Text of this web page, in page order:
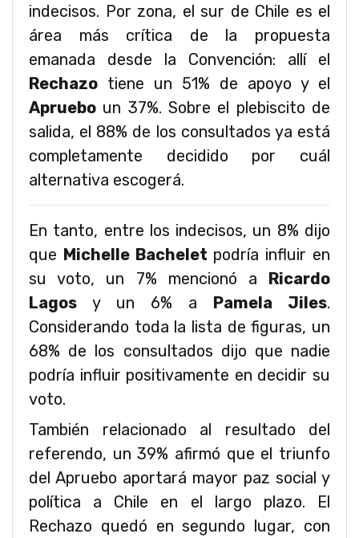
indecisos. Por zona, el sur de Chile es el
área más crítica de la propuesta
emanada desde la Convención: allí el
Rechazo tiene un 51% de apoyo y el
Apruebo un 37%. Sobre el plebiscito de
salida, el 88% de los consultados ya está
completamente decidido por cuál
alternativa escogerá.
En tanto, entre los indecisos, un 8% dijo
que Michelle Bachelet podría influir en
su voto, un 7% mencionó a Ricardo
Lagos y un 6% a Pamela Jiles.
Considerando toda la lista de figuras, un
68% de los consultados dijo que nadie
podría influir positivamente en decidir su
voto.
También relacionado al resultado del
referendo, un 39% afirmó que el triunfo
del Apruebo aportará mayor paz social y
política a Chile en el largo plazo. El
Rechazo quedó en segundo lugar, con